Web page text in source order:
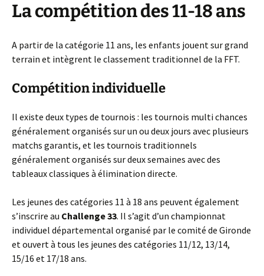
Lacompétition des 11-18 ans
A partir de la catégorie 11 ans, les enfants jouent sur grand
terrain et intègrent le classement traditionnel de la FFT.
Compétition individuelle
Il existe deux types de tournois : les tournois multi chances
généralement organisés sur un ou deux jours avec plusieurs
matchs garantis, et les tournois traditionnels
généralement organisés sur deux semaines avec des
tableaux classiques à élimination directe.
Les jeunes des catégories 11 à 18 ans peuvent également
s’inscrire au Challenge 33. Il s’agit d’un championnat
individuel départemental organisé par le comité de Gironde
et ouvert à tous les jeunes des catégories 11/12, 13/14,
15/16 et 17/18 ans.